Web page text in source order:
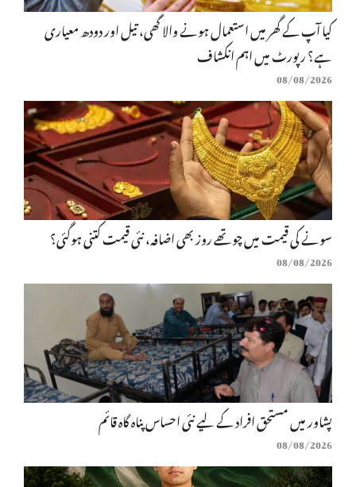
کیا آپ کے گھر میں استعمال ہونے والا گھی، تیل اور دودھ معیاری
ہے؟ رپورٹ میں اہم انکشاف
08/08/2026
سونے کی قیمت میں چوتھے روز بھی اضافہ، نئی قیمت کتنی ہوگئی؟
08/08/2026
پشاور میں مستحق افراد کے لیے نئی احساس پناہ گاہ قائم
08/08/2026